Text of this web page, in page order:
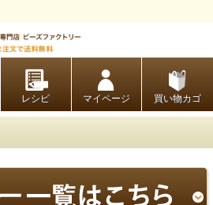
レシピ マイページ 買い物カゴ